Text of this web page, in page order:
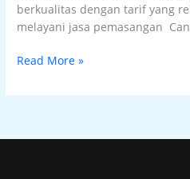
berkualitas dengan tarif yang
melayani jasa pemasangan
Read More »